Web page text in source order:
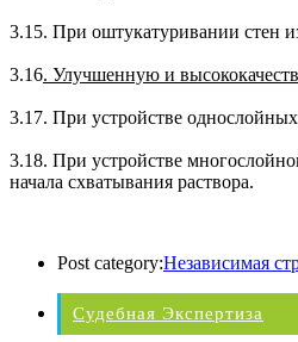
3.15. При оштукатуривании стен
3.16. Улучшенную и
3.17. При устройстве
3.18. При устройстве
начала схватывания раствора.
Post category:Независимая
Судебная Экспертиза